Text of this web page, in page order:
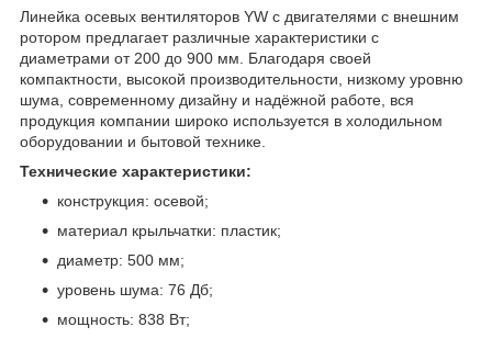
Линейка осевых вентиляторов YW с двигателями с внешним
ротором предлагает различные характеристики с
диаметрами от 200 до 900 мм. Благодаря своей
компактности, высокой производительности, низкому уровню
шума, современному дизайну и надёжной работе, вся
продукция компании широко используется в холодильном
оборудовании и бытовой технике.
Технические характеристики:
конструкция: осевой;
материал крыльчатки: пластик;
диаметр: 500 мм;
уровень шума: 76 Дб;
мощность: 838 Вт;